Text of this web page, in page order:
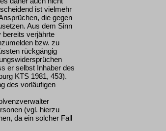
ist vielmehr
die gegen
Aus dem Sinn
bereits verjährte
bzw. zu
rückgängig
er selbst Inhaber des
KTS 1981, 453).
des vorläufigen
(vgl. hierzu
da ein solcher Fall